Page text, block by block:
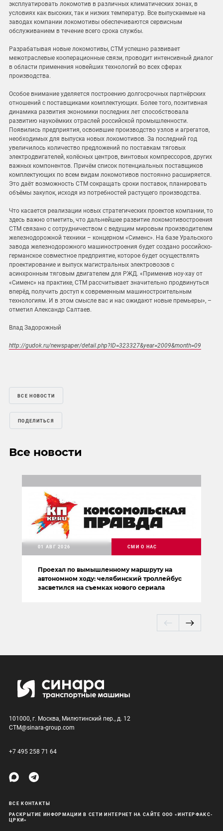
эксплуатировать локомотив в различных климатических зонах, в
условиях как высоких, так и низких температур. Все выпускаемые на
заводах компании локомотивы обеспечиваются сервисным
обслуживанием в течение всего срока службы.
Разрабатывая новые локомотивы, СТМ успешно развивает
межотраслевые кооперационные связи, проводит интенсивный диалог
в области применения новейших технологий во всех сферах
производства.
Особое внимание уделяется построению долгосрочных партнёрских
отношений с поставщиками комплектующих. Более того, позитивная
динамика развития экономики последних лет способствовала
развитию наукоёмких отраслей российской промышленности.
Появились предприятия, освоившие производство узлов и агрегатов,
необходимых для выпуска новых локомотивов. За последний год
увеличилось количество предложений по поставкам тяговых
электродвигателей, колёсных центров, винтовых компрессоров, других
важных компонентов. Причём список потенциальных поставщиков
комплектующих по всем видам локомотивов постоянно расширяется.
Это даёт возможность СТМ сокращать сроки поставок, планировать
объёмы закупок, исходя из потребностей растущего производства.
Что касается реализации новых стратегических проектов компании, то
здесь важно отметить, что дальнейшее развитие локомотивостроения
СТМ связано с сотрудничеством с ведущим мировым производителем
железнодорожной техники – концерном «Сименс». На базе Уральского
завода железнодорожного машиностроения будет создано российско-
германское совместное предприятие, которое будет осуществлять
проектирование и выпуск магистральных электровозов с
асинхронным тяговым двигателем для РЖД. «Применив ноу-хау от
«Сименс» на практике, СТМ рассчитывает значительно продвинуться
вперёд, получить доступ к современным машиностроительным
технологиям. И в этом смысле вас и нас ожидают новые премьеры», –
отметил Александр Салтаев.
Влад Задорожный
http://gudok.ru/newspaper/detail.php?ID=323327&year=2009&month=09
ВСЕ НОВОСТИ
ПОДЕЛИТЬСЯ
Все новости
Проехал по вымышленному маршруту на
автономном ходу: челябинский троллейбус
засветился на съемках нового сериала
01 АВГ 2026 СМИ О НАС
101000, г. Москва, Милютинский пер., д. 12
CTM@sinara-group.com
+7 495 258 71 64
ВСЕ КОНТАКТЫ
РАСКРЫТИЕ ИНФОРМАЦИИ В СЕТИ ИНТЕРНЕТ НА САЙТЕ ООО «ИНТЕРФАКС-
ЦРКИ»